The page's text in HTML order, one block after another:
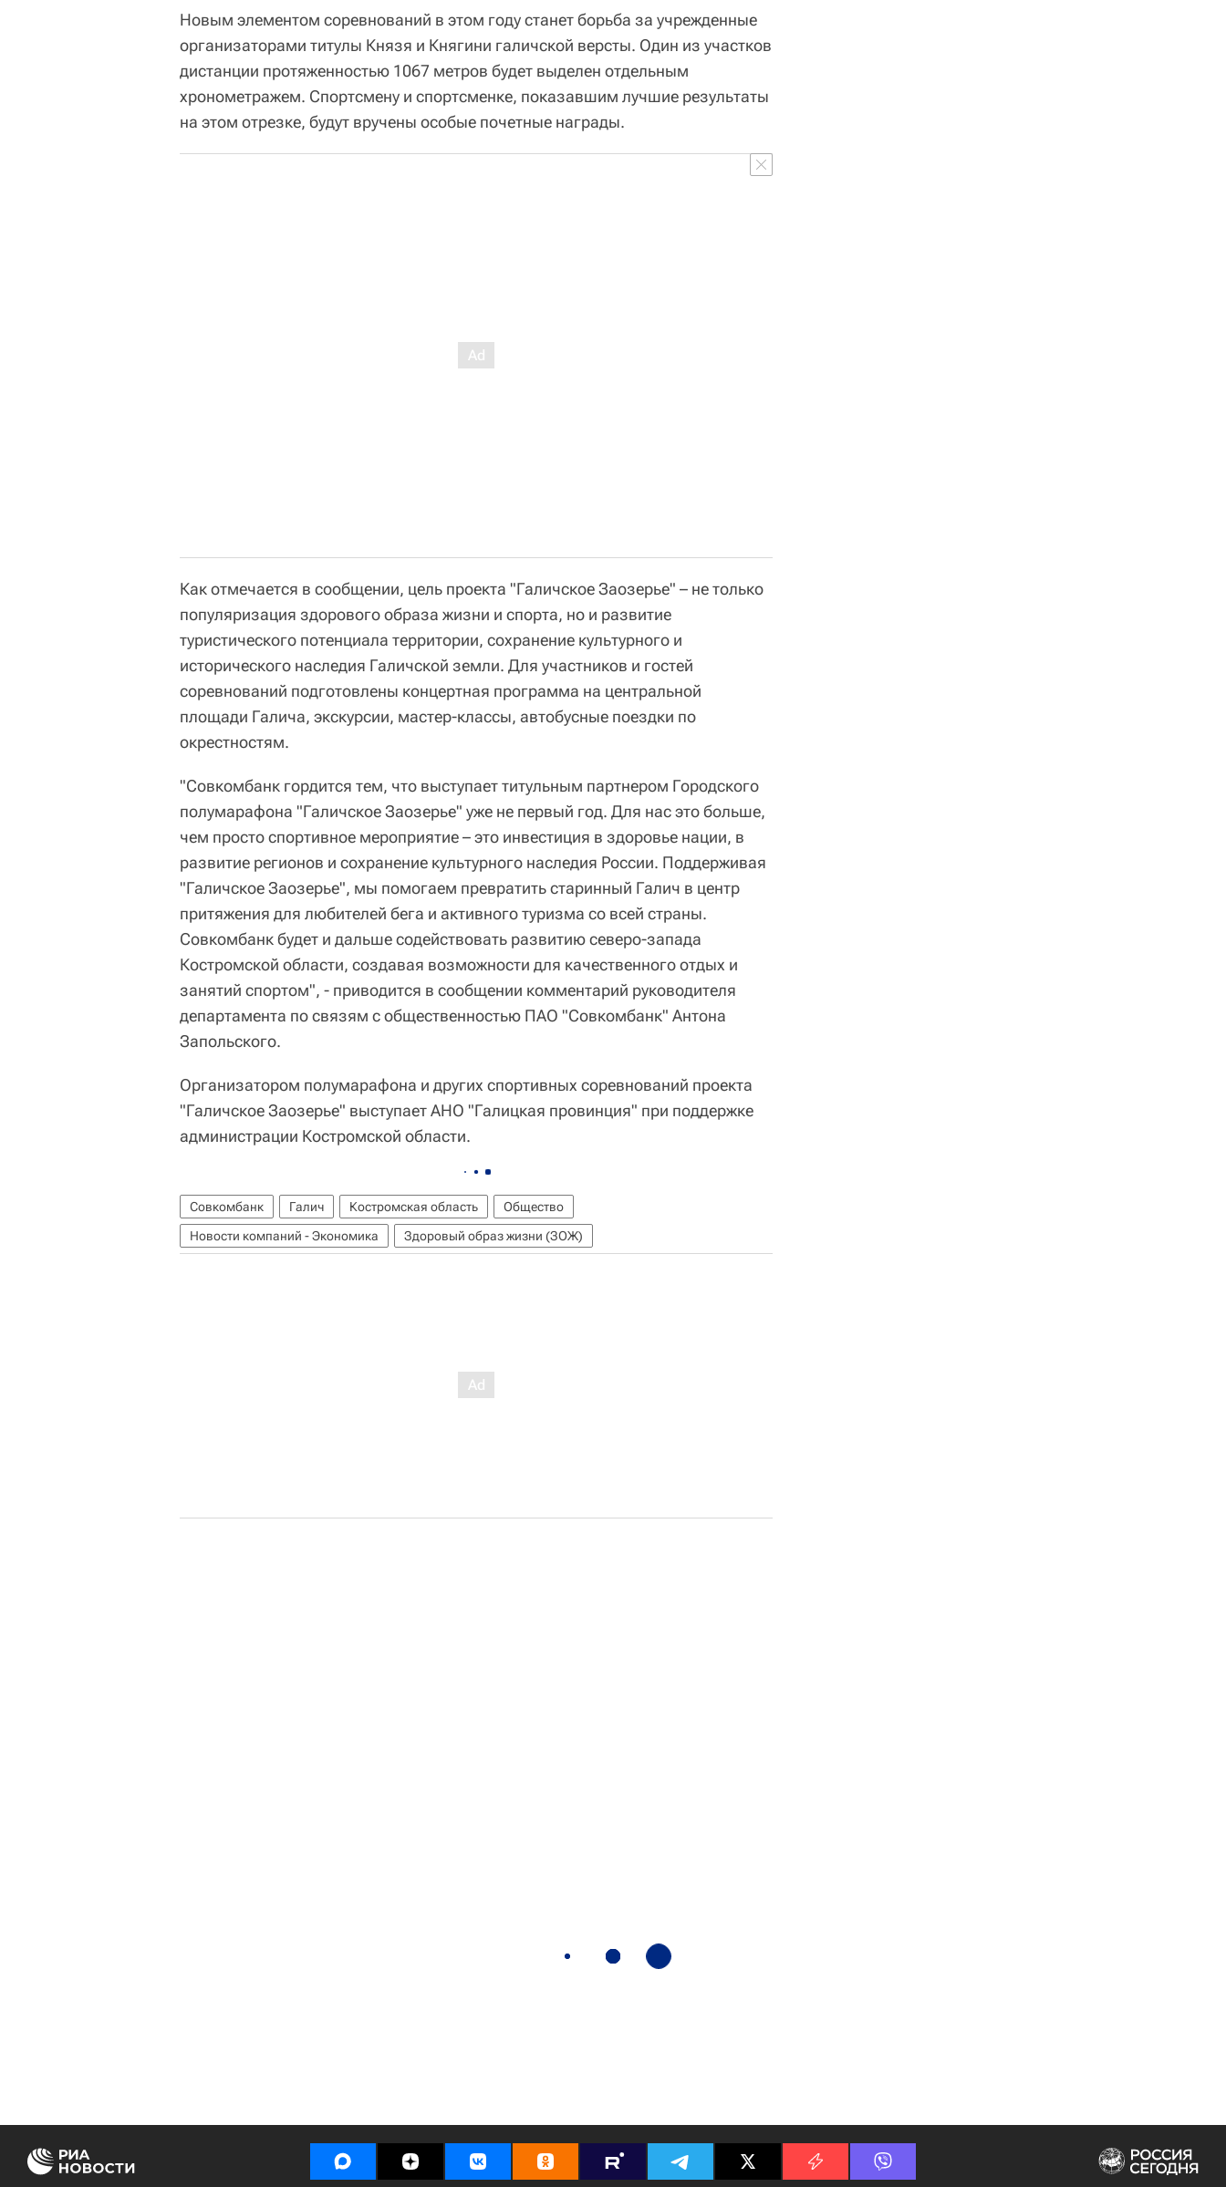
Новым элементом соревнований в этом году станет борьба за учрежденные
организаторами титулы Князя и Княгини галичской версты. Один из участков
дистанции протяженностью 1067 метров будет выделен отдельным
хронометражем. Спортсмену и спортсменке, показавшим лучшие результаты
на этом отрезке, будут вручены особые почетные награды.
Как отмечается в сообщении, цель проекта "Галичское Заозерье" – не только
популяризация здорового образа жизни и спорта, но и развитие
туристического потенциала территории, сохранение культурного и
исторического наследия Галичской земли. Для участников и гостей
соревнований подготовлены концертная программа на центральной
площади Галича, экскурсии, мастер-классы, автобусные поездки по
окрестностям.
"Совкомбанк гордится тем, что выступает титульным партнером Городского
полумарафона "Галичское Заозерье" уже не первый год. Для нас это больше,
чем просто спортивное мероприятие – это инвестиция в здоровье нации, в
развитие регионов и сохранение культурного наследия России. Поддерживая
"Галичское Заозерье", мы помогаем превратить старинный Галич в центр
притяжения для любителей бега и активного туризма со всей страны.
Совкомбанк будет и дальше содействовать развитию северо-запада
Костромской области, создавая возможности для качественного отдых и
занятий спортом", - приводится в сообщении комментарий руководителя
департамента по связям с общественностью ПАО "Совкомбанк" Антона
Запольского.
Организатором полумарафона и других спортивных соревнований проекта
"Галичское Заозерье" выступает АНО "Галицкая провинция" при поддержке
администрации Костромской области.
Совкомбанк Галич Костромская область
Общество
Новости компаний - Экономика
Здоровый образ жизни (ЗОЖ)